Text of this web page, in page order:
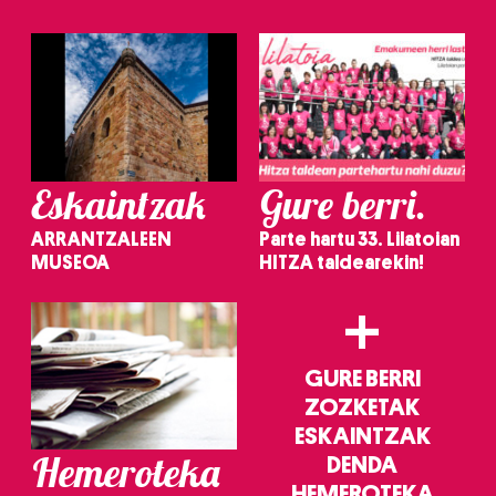
Eskaintzak
ARRANTZALEEN
MUSEOA
Gure berri.
Parte hartu 33. Lilatoian
HITZA taldearekin!
Hemeroteka
+
GURE BERRI
ZOZKETAK
ESKAINTZAK
DENDA